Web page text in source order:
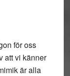
för oss
att vi känner
är alla